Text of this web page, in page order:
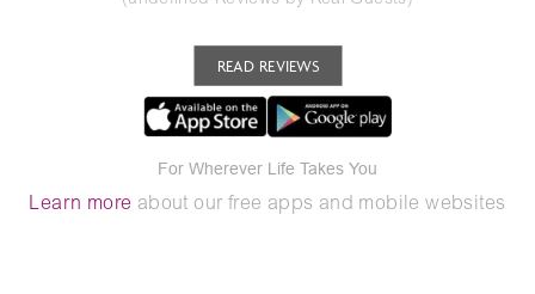
READ REVIEWS
For Wherever Life Takes You
Learn more about our free apps and mobile websites